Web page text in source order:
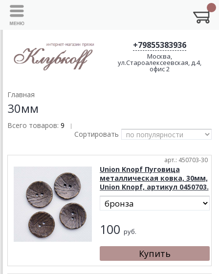
+79855383936
Москва,
ул.Староалексеевская, д.4,
офис 2
Главная
30мм
Всего товаров: 9 |
Сортировать
арт.: 450703-30
Union Knopf Пуговица
металлическая ковка, 30мм,
Union Knopf, артикул 0450703.
100 руб.